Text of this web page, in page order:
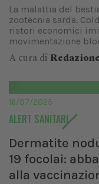
La malattia del
zootecnia sarda.
ristori economici
movimentazione
A cura di
16/07/2025
ALERT SANITARI
Dermatite
19 focolai:
alla